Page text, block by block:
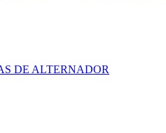
DE ALTERNADOR